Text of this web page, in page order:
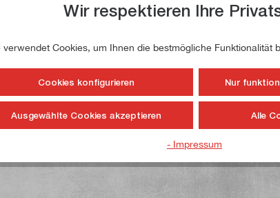
Wir respektieren Ihre
verwendet Cookies, um Ihnen die bestmögliche Funktionalität
Cookies konfigurieren Nur
Ausgewählte Cookies akzeptieren Alle
- Impressum